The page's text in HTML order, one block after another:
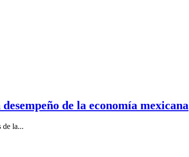
de la economía mexicana
de la...